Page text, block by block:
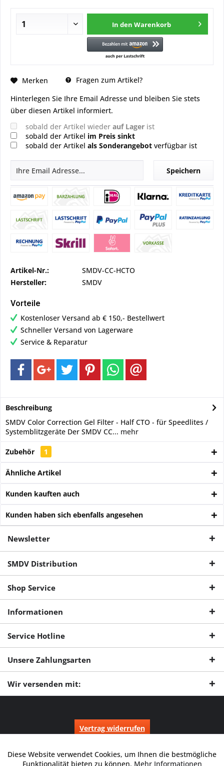
In den Warenkorb
Merken
Fragen zum Artikel?
Hinterlegen Sie Ihre Email Adresse und bleiben Sie stets
über diesen Artikel informiert.
sobald der Artikel wieder auf Lager ist
sobald der Artikel im Preis sinkt
sobald der Artikel als Sonderangebot verfügbar ist
Speichern
Artikel-Nr.:
SMDV-CC-HCTO
Hersteller:
SMDV
Vorteile
Kostenloser Versand ab € 150,- Bestellwert
Schneller Versand von Lagerware
Service & Reparatur
Beschreibung
SMDV Color Correction Gel Filter - Half CTO - für Speedlites /
Systemblitzgeräte Der SMDV CC... mehr
Zubehör 1
Ähnliche Artikel
Kunden kauften auch
Kunden haben sich ebenfalls angesehen
Newsletter
SMDV Distribution
Shop Service
Informationen
Service Hotline
Unsere Zahlungsarten
Wir versenden mit:
Vertrag widerrufen
Nachnahmegebühren, wenn nicht anders beschrieben.
Durchgestrichene Preise entsprechen dem niedrigsten Verkaufspreis
Funktionale Aktiv
Diese Website verwendet Cookies, um Ihnen die bestmögliche
Funktionalität bieten zu können. Mehr Informationen